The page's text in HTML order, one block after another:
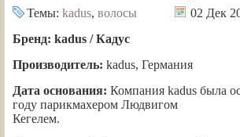
Темы: kadus, волосы
02 Дек
Бренд: kadus / Кадус
Производитель: kadus, Германия
Дата основания: Компания kadus была
году парикмахером Людвигом
Кегелем.